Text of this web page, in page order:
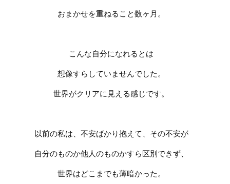
おまかせを重ねること数ヶ月。
こんな自分になれるとは
想像すらしていませんでした。
世界がクリアに見える感じです。
以前の私は、不安ばかり抱えて、 その不安が
自分のものか他人のものかすら区別できず、
世界はどこまでも薄暗かった。